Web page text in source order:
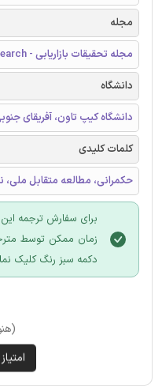
مجله
مجله تحقیقات بازاریابی - Journal of Business Research
دانشگاه
دانشگاه کیپ تاون، آفریقای
کلمات کلیدی
حکمرانی، مطالعه متقابل ملی،
برای سفارش ترجمه این
زمان ممکن توسط
دکمه سبز رنگ کلیک